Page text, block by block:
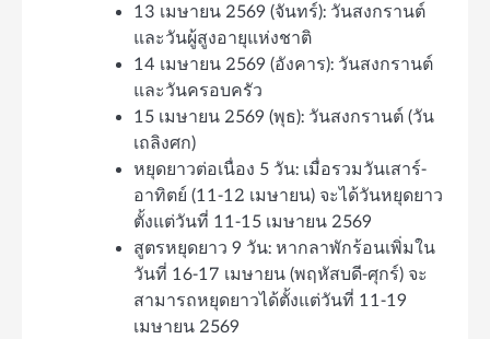
13 เมษายน 2569 (จันทร์): วันสงกรานต์
และวันผู้สูงอายุแห่งชาติ
14 เมษายน 2569 (อังคาร): วันสงกรานต์
และวันครอบครัว
15 เมษายน 2569 (พุธ): วันสงกรานต์ (วัน
เถลิงศก)
หยุดยาวต่อเนื่อง 5 วัน: เมื่อรวมวันเสาร์-
อาทิตย์ (11-12 เมษายน) จะได้วันหยุดยาว
ตั้งแต่วันที่ 11-15 เมษายน 2569
สูตรหยุดยาว 9 วัน: หากลาพักร้อนเพิ่มใน
วันที่ 16-17 เมษายน (พฤหัสบดี-ศุกร์) จะ
สามารถหยุดยาวได้ตั้งแต่วันที่ 11-19
เมษายน 2569